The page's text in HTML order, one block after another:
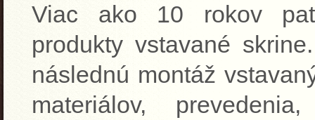
Viac ako 10 rokov
produkty vstavané
následnú montáž
materiálov,